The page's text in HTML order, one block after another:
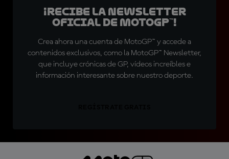
¡Recibe la Newsletter
oficial de MotoGP™!
Crea ahora una cuenta de MotoGP™ y accede a
contenidos exclusivos, como la MotoGP™ Newsletter,
que incluye crónicas de GP, vídeos increíbles e
información interesante sobre nuestro deporte.